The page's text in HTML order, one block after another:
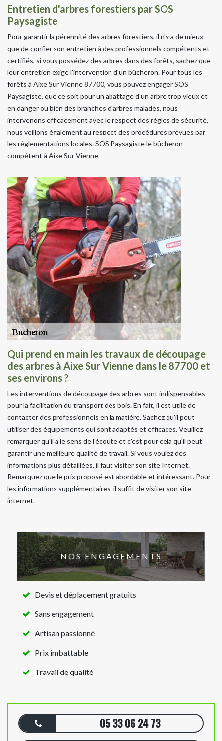
Entretien d'arbres forestiers par SOS
Paysagiste
Pour garantir la pérennité des arbres forestiers, il n'y a de mieux
que de confier son entretien à des professionnels compétents et
certifiés, si vous possédez des arbres dans des forêts, sachez que
leur entretien exige l'intervention d'un bûcheron. Pour tous les
forêts à Aixe Sur Vienne 87700, vous pouvez engager SOS
Paysagiste, que ce soit pour un abattage d'un arbre trop vieux et
en danger ou bien des branches d'arbres malades, nous
intervenons efficacement avec le respect des règles de sécurité,
nous veillons également au respect des procédures prévues par
les réglementations locales. SOS Paysagiste le bûcheron
compétent à Aixe Sur Vienne
Qui prend en main les travaux de découpage
des arbres à Aixe Sur Vienne dans le 87700 et
ses environs ?
Les interventions de découpage des arbres sont indispensables
pour la facilitation du transport des bois. En fait, il est utile de
contacter des professionnels en la matière. Sachez qu'il peut
utiliser des équipements qui sont adaptés et efficaces. Veuillez
remarquer qu'il a le sens de l'écoute et c'est pour cela qu'il peut
garantir une meilleure qualité de travail. Si vous voulez des
informations plus détaillées, il faut visiter son site Internet.
Remarquez que le prix proposé est abordable et intéressant. Pour
les informations supplémentaires, il suffit de visiter son site
internet.
NOS ENGAGEMENTS
Devis et déplacement gratuits
Sans engagement
Artisan passionné
Prix imbattable
Travail de qualité
05 33 06 24 73